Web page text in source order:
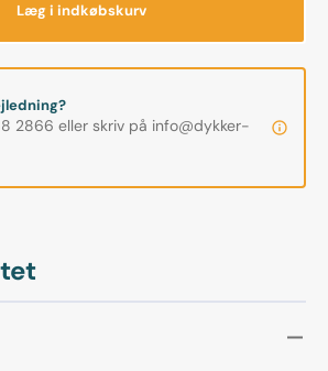
-
m.
til
Læg i indkøbskurv
2866 eller skriv på info@dykker-